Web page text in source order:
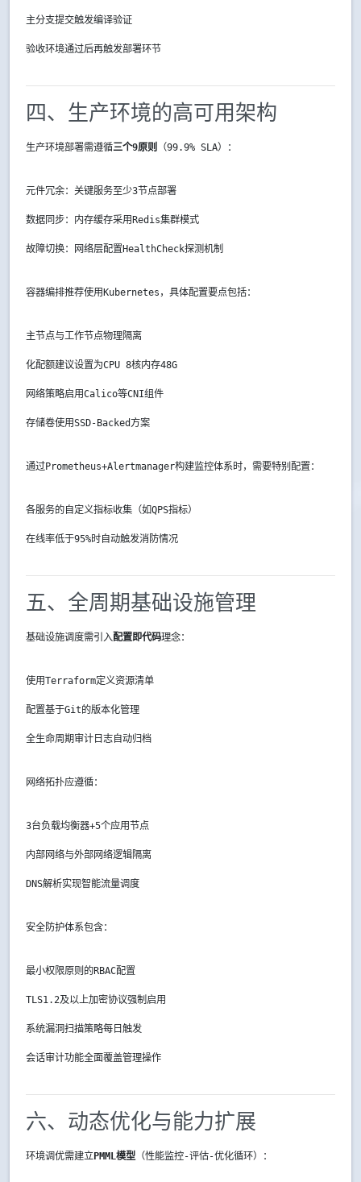
主分支提交触发编译验证
验收环境通过后再触发部署环节
四、生产环境的高可用架构
生产环境部署需遵循三个9原则 （99.9% SLA）：
元件冗余：关键服务至少3节点部署
数据同步：内存缓存采用Redis集群模式
故障切换：网络层配置HealthCheck探测机制
容器编排推荐使用Kubernetes，具体配置要点包括：
主节点与工作节点物理隔离
化配额建议设置为CPU 8核内存48G
网络策略启用Calico等CNI组件
存储卷使用SSD-Backed方案
通过Prometheus+Alertmanager构建监控体系时，需要特别配置：
各服务的自定义指标收集（如QPS指标）
在线率低于95%时自动触发消防情况
五、全周期基础设施管理
基础设施调度需引入配置即代码理念：
使用Terraform定义资源清单
配置基于Git的版本化管理
全生命周期审计日志自动归档
网络拓扑应遵循：
3台负载均衡器+5个应用节点
内部网络与外部网络逻辑隔离
DNS解析实现智能流量调度
安全防护体系包含：
最小权限原则的RBAC配置
TLS1.2及以上加密协议强制启用
系统漏洞扫描策略每日触发
会话审计功能全面覆盖管理操作
六、动态优化与能力扩展
环境调优需建立PMML模型 （性能监控-评估-优化循环）：